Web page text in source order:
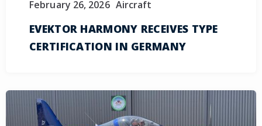
February 26, 2026 Aircraft
EVEKTOR HARMONY RECEIVES TYPE
CERTIFICATION IN GERMANY